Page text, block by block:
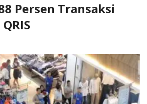
Persen Transaksi